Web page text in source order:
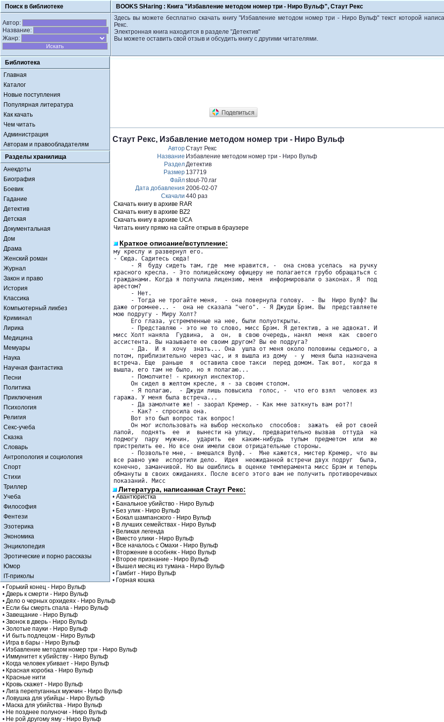
Поиск в библиотеке BOOKS SHaring : Книга "Избавление методом номер три - Ниро Вульф", Стаут Рекс
Автор:
Название:
Жанр:
Здесь вы можете бесплатно скачать книгу "Избавление методом номер три - Ниро Вульф" текст которой
Рекс.
Электронная книга находится в разделе "Детектив"
Вы можете оставить свой отзыв и обсудить книгу с другими читателями.
Библиотека
Главная
Каталог
Новые поступления
Популярная литература
Как качать
Чем читать
Администрация
Авторам и правообладателям
Разделы хранилища
Анекдоты
Биография
Боевик
Гадание
Детектив
Детская
Документальная
Дом
Драма
Женский роман
Журнал
Закон и право
История
Классика
Компьютерный ликбез
Криминал
Лирика
Медицина
Мемуары
Наука
Научная фантастика
Песни
Политика
Приключения
Психология
Религия
Секс-учеба
Сказка
Словарь
Антропология и социология
Спорт
Стихи
Триллер
Учеба
Философия
Фентези
Эзотерика
Экономика
Энциклопедия
Эротические и порно рассказы
Юмор
IT-приколы
Стаут Рекс, Избавление методом номер три - Ниро Вульф
АвторСтаут Рекс
Название Избавление методом номер три - Ниро Вульф
РазделДетектив
Размер 137719
Файлstout-70.rar
Дата добавления 2006-02-07
Скачали 440 раз
Скачать книгу в архиве RAR
Скачать книгу в архиве BZ2
Скачать книгу в архиве UCA
Читать книгу прямо на сайте открыв в браузере
Краткое описание/вступление:
му креслу и развернул его.
- Сюда. Садитесь сюда!
     - Я  буду сидеть там, где  мне нравится, -  она снова уселась  на ручку
красного кресла. - Это полицейскому офицеру не полагается грубо обращаться с
гражданами. Когда я получила лицензию, меня  информировали о законах. Я  под
арестом?
     - Нет.
     - Тогда не трогайте меня,  - она повернула голову.  - Вы  Ниро Вулф? Вы
даже огромнее... -  она не сказала "чего". - Я Джуди Брэм. Вы  представляете
мою подругу - Миру Холт?
     Его глаза, устремленные на нее, были полуоткрыты.
     - Представляю - это не то слово, мисс Брэм. Я детектив, а не адвокат. И
мисс Холт наняла  Гудвина,  а  он,  в свою очередь, нанял  меня  как  своего
ассистента. Вы называете ее своим другом? Вы ее подруга?
     - Да.  И я  хочу  знать... Она  ушла от меня около половины седьмого, а
потом, приблизительно через час, и я вышла из дому  - у  меня была назначена
встреча. Еще  раньше  я  оставила свое такси  перед домом. Так вот,  когда я
вышла, его там не было, но я полагаю...
     - Помолчите! - крикнул инспектор.
     Он сидел в желтом кресле, я - за своим столом.
     - Я полагаю,  - Джуди лишь повысила  голос, -  что его взял  человек из
гаража. У меня была встреча...
     - Да замолчите же! - заорал Кремер. - Как мне заткнуть вам рот?!
     - Как? - спросила она.
     Вот это был вопрос так вопрос!
     Он мог использовать на выбор несколько  способов:  зажать  ей рот своей
лапой,  поднять  ее  и  вынести на улицу,  предварительно вызвав  оттуда  на
подмогу  пару  мужчин,  ударить  ее  каким-нибудь  тупым  предметом  или  же
пристрелить ее. Но все они имели свои отрицательные стороны.
     - Позвольте мне, - вмешался Вулф. -  Мне кажется, мистер Кремер, что вы
все равно уже  испортили дело.  Идея  неожиданной встречи двух подруг  была,
конечно, заманчивой. Но вы ошиблись в оценке темперамента мисс Брэм и теперь
обмануты в своих ожиданиях. После всего этого вам не получить противоречивых
показаний. Мисс
Литература, написанная Стаут Рекс:
• Авантюристка
• Банальное убийство - Ниро Вульф
• Без улик - Ниро Вульф
• Бокал шампанского - Ниро Вульф
• В лучших семействах - Ниро Вульф
• Великая легенда
• Вместо улики - Ниро Вульф
• Все началось с Омахи - Ниро Вульф
• Вторжение в особняк - Ниро Вульф
• Второе признание - Ниро Вульф
• Вышел месяц из тумана - Ниро Вульф
• Гамбит - Ниро Вульф
• Горная кошка
• Горький конец - Ниро Вульф
• Дверь к смерти - Ниро Вульф
• Дело о черных орхидеях - Ниро Вульф
• Если бы смерть спала - Ниро Вульф
• Завещание - Ниро Вульф
• Звонок в дверь - Ниро Вульф
• Золотые пауки - Ниро Вульф
• И быть подлецом - Ниро Вульф
• Игра в бары - Ниро Вульф
• Избавление методом номер три - Ниро Вульф
• Иммунитет к убийству - Ниро Вульф
• Когда человек убивает - Ниро Вульф
• Красная коробка - Ниро Вульф
• Красные нити
• Кровь скажет - Ниро Вульф
• Лига перепуганных мужчин - Ниро Вульф
• Ловушка для убийцы - Ниро Вульф
• Маска для убийства - Ниро Вульф
• Не позднее полуночи - Ниро Вульф
• Не рой другому яму - Ниро Вульф